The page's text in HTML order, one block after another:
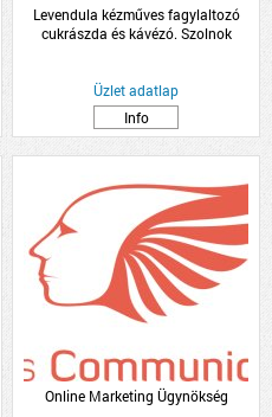
Levendula kézműves fagylaltozó
cukrászda és kávézó. Szolnok
Üzlet adatlap
Info
Online Marketing Ügynökség